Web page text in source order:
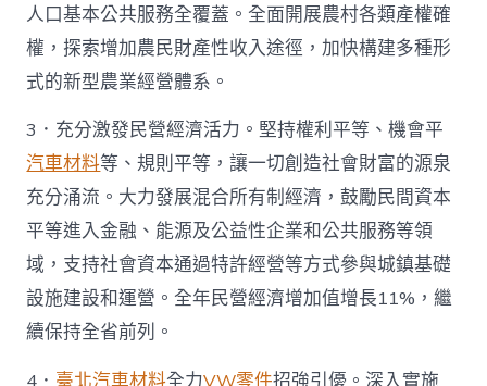
人口基本公共服務全覆蓋。全面開展農村各類產權確
權，探索增加農民財產性收入途徑，加快構建多種形
式的新型農業經營體系。
3．充分激發民營經濟活力。堅持權利平等、機會平
汽車材料等、規則平等，讓一切創造社會財富的源泉
充分涌流。大力發展混合所有制經濟，鼓勵民間資本
平等進入金融、能源及公益性企業和公共服務等領
域，支持社會資本通過特許經營等方式參與城鎮基礎
設施建設和運營。全年民營經濟增加值增長11%，繼
續保持全省前列。
4． 臺北汽車材料全力VW零件招強引優。深入實施